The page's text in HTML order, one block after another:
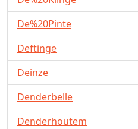
De%20Pinte
Deftinge
Deinze
Denderbelle
Denderhoutem